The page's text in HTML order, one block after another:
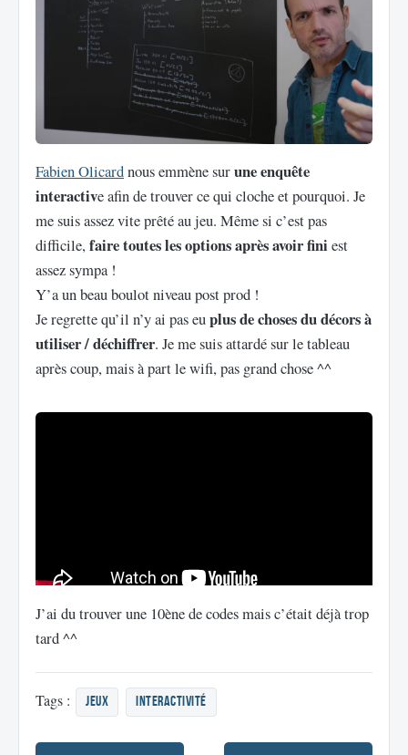
Fabien Olicardnous emmène surune enquête
interactive afin de trouver ce qui cloche et pourquoi. Je
me suis assez vite prêté au jeu. Même si c’est pas
difficile,faire toutes les options après avoir fini est
assez sympa !
Y’a un beau boulot niveau post prod !
Je regrette qu’il n’y ai pas euplus de choses du décors à
utiliser / déchiffrer. Je me suis attardé sur le tableau
après coup, mais à part le wifi, pas grand chose ^^
J’ai du trouver une 10ène de codes mais c’était déjà trop
tard ^^
Tags : jeux interactivité